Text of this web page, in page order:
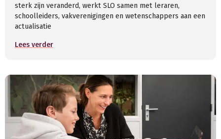
sterk zijn veranderd, werkt SLO samen met leraren,
schoolleiders, vakverenigingen en wetenschappers aan een
actualisatie
Lees verder